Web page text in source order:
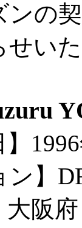
ンの
せい
】
ン】
大阪府